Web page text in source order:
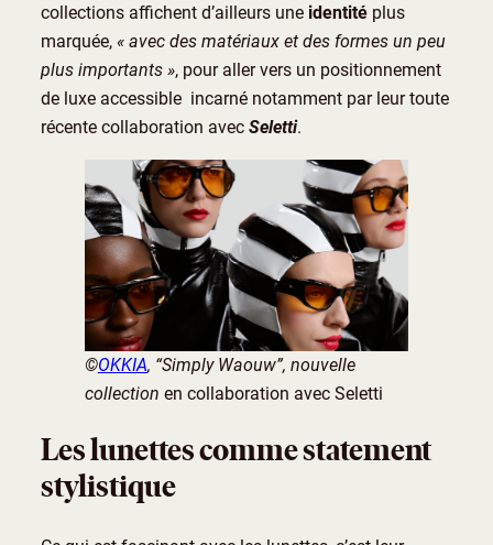
collections affichent d’ailleurs une identitéplus
marquée, « avec des matériaux et des formes un peu
plus importants », pour aller vers un positionnement
de luxe accessible incarné notamment par leur toute
récente collaboration avec Seletti.
©OKKIA, “Simply Waouw”, nouvelle
collection en collaboration avec Seletti
Les lunettes comme statement
stylistique